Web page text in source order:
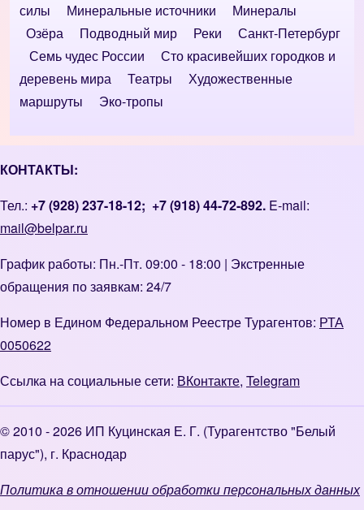
силы
Минеральные источники
Минералы
Озёра
Подводный мир Реки
Санкт-Петербург
Семь чудес России
Сто красивейших городков и
деревень мира
Театры
Художественные
маршруты
Эко-тропы
КОНТАКТЫ:
Тел.: +7 (928) 237-18-12; +7 (918) 44-72-892. E-mail:
mail@belpar.ru
График работы: Пн.-Пт. 09:00 - 18:00 | Экстренные
обращения по заявкам: 24/7
Номер в Едином Федеральном Реестре Турагентов: РТА
0050622
Ссылка на социальные сети: ВКонтакте, Telegram
© 2010 - 2026 ИП Куцинская Е. Г. (Турагентство "Белый
парус"), г. Краснодар
Политика в отношении обработки персональных данных